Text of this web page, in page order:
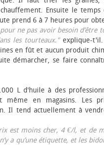
Ensuite le
prend 6 à 7 heures pour
pour ne pas avoir besoin d’être
les tourteaux."explique-t'il.
en fût et aucun produit
démarcher, se faire
L d'huile à des
même en magasins. Les
Il tend actuellement à
est moins cher, 4 €/l, et de
a qu’une étiquette, et les